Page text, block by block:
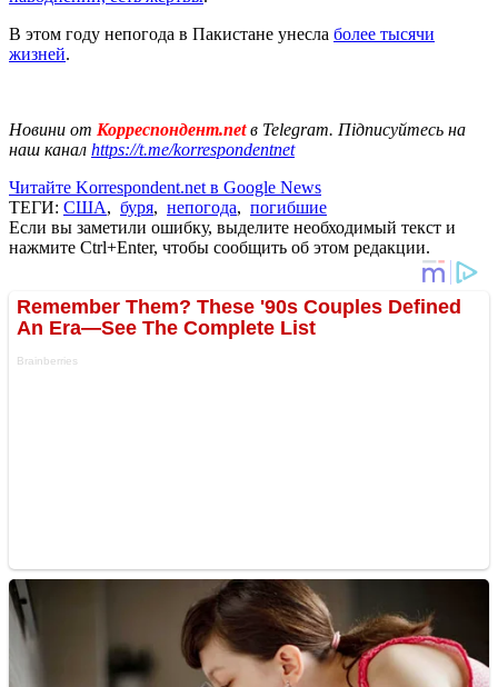
В этом году непогода в Пакистане унесла более тысячи
жизней.
Новини от Корреспондент.netв Telegram. Підписуйтесь на
наш канал https://t.me/korrespondentnet
Читайте Korrespondent.net в Google News
ТЕГИ: США, буря, непогода, погибшие
Если вы заметили ошибку, выделите необходимый текст и
нажмите Ctrl+Enter, чтобы сообщить об этом редакции.